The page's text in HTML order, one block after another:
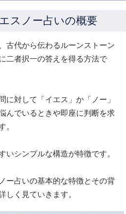
スノー占いの概要
古代から伝わるルーンストーン
二者択一の答えを得る方法で
に対して「イエス」か「ノー」
んでいるときや即座に判断を求
。
いシンプルな構造が特徴です。
ー占いの基本的な特徴とその背
しく見ていきます。